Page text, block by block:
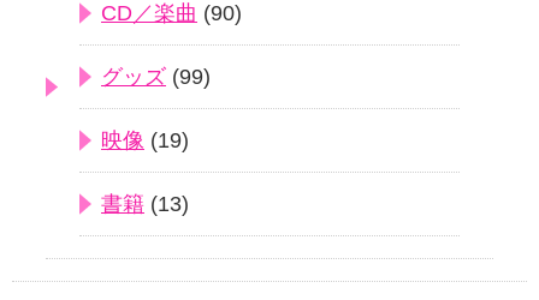
CD／楽曲 (90)
グッズ (99)
映像 (19)
書籍 (13)